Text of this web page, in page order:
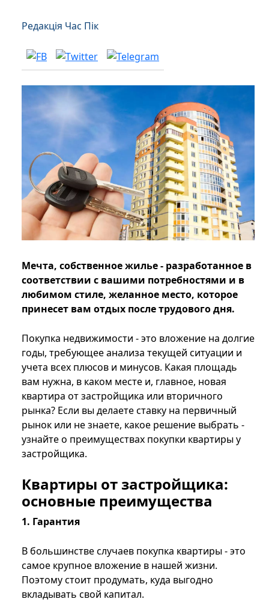
Редакція Час Пік
Мечта, собственное жилье - разработанное в
соответствии с вашими потребностями и в
любимом стиле, желанное место, которое
принесет вам отдых после трудового дня.
Покупка недвижимости - это вложение на долгие
годы, требующее анализа текущей ситуации и
учета всех плюсов и минусов. Какая площадь
вам нужна, в каком месте и, главное, новая
квартира от застройщика или вторичного
рынка? Если вы делаете ставку на первичный
рынок или не знаете, какое решение выбрать -
узнайте о преимуществах покупки квартиры у
застройщика.
Квартиры от застройщика:
основные преимущества
1. Гарантия
В большинстве случаев покупка квартиры - это
самое крупное вложение в нашей жизни.
Поэтому стоит продумать, куда выгодно
вкладывать свой капитал.